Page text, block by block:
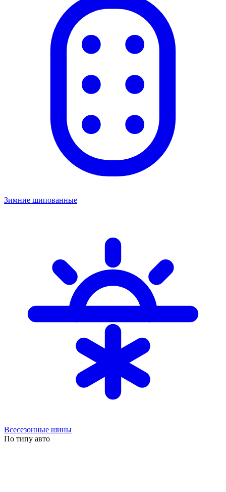
Зимние шипованные
Всесезонные шины
По типу авто